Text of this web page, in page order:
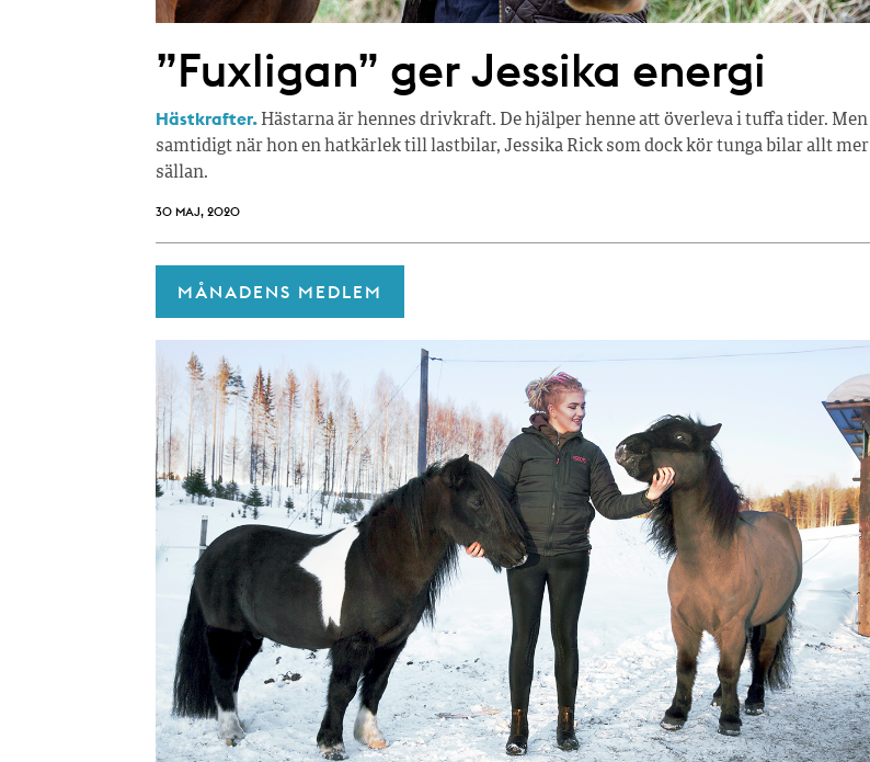
”Fuxligan” ger Jessika energi
Hästkrafter. Hästarna är hennes drivkraft. De hjälper henne att överleva i tuffa tider. Men
samtidigt när hon en hatkärlek till lastbilar, Jessika Rick som dock kör tunga bilar allt mer
sällan.
30 MAJ, 2020
MÅNADENS MEDLEM